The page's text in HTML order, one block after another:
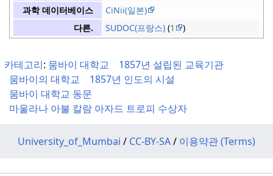
과학 데이터베이스
CiNii(일본)
다른.
SUDOC(프랑스) 1
카테고리: 뭄바이 대학교
1857년 설립된 교육기관
뭄바이의 대학교
1857년 인도의 시설
뭄바이 대학교 동문
마울라나 아불 칼람 아자드 트로피 수상자
University_of_Mumbai / CC-BY-SA/ 이용약관 (Terms)